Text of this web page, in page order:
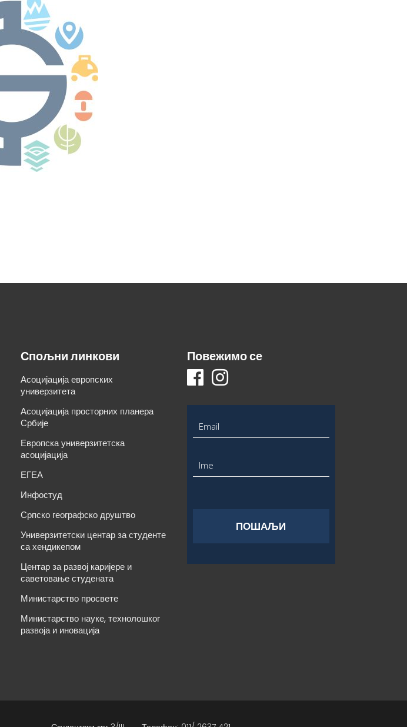
Спољни линкови
Асоцијација европских
универзитета
Асоцијација просторних планера
Србије
Европска универзитетска
асоцијација
ЕГЕА
Инфостуд
Српско географско друштво
Универзитетски центар за студенте
са хендикепом
Центар за развој каријере и
саветовање студената
Министарство просвете
Министарство науке, технолошког
развоја и иновација
Повежимо се